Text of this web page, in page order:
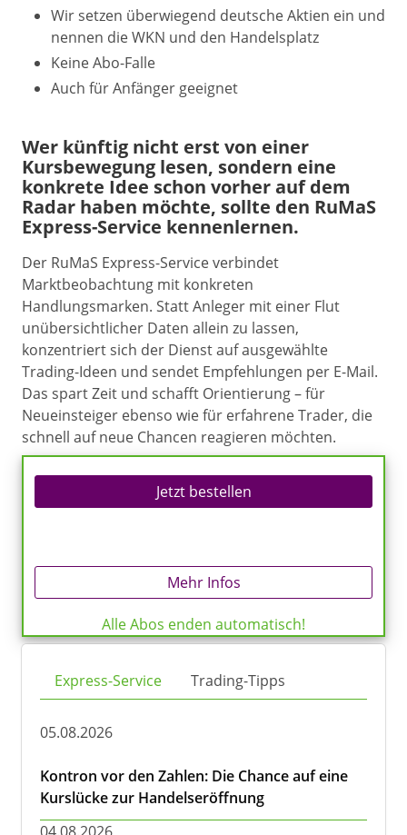
Wir setzen überwiegend deutsche Aktien ein und
nennen die WKN und den Handelsplatz
Keine Abo-Falle
Auch für Anfänger geeignet
Wer künftig nicht erst von einer
Kursbewegung lesen, sondern eine
konkrete Idee schon vorher auf dem
Radar haben möchte, sollte den RuMaS
Express-Service kennenlernen.
Der RuMaS Express-Service verbindet
Marktbeobachtung mit konkreten
Handlungsmarken. Statt Anleger mit einer Flut
unübersichtlicher Daten allein zu lassen,
konzentriert sich der Dienst auf ausgewählte
Trading-Ideen und sendet Empfehlungen per E-Mail.
Das spart Zeit und schafft Orientierung – für
Neueinsteiger ebenso wie für erfahrene Trader, die
schnell auf neue Chancen reagieren möchten.
Jetzt bestellen
Mehr Infos
Alle Abos enden automatisch!
Express-Service Trading-Tipps
05.08.2026
Kontron vor den Zahlen: Die Chance auf eine
Kurslücke zur Handelseröffnung